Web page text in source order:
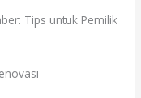
Tips untuk Pemilik